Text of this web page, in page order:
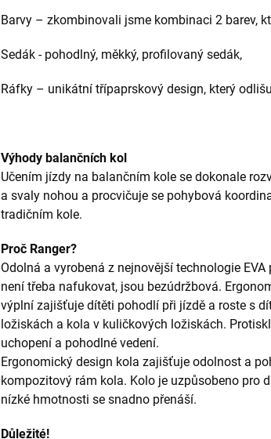
Barvy – zkombinovali jsme kombinaci 2 barev,
Sedák - pohodlný, měkký, profilovaný sedák,
Ráfky – unikátní třípaprskový design, který
Výhody balančních kol
Učením jízdy na balančním kole se dokonale
a svaly nohou a procvičuje se pohybová
tradičním kole.
Proč Ranger?
Odolná a vyrobená z nejnovější technologie EVA
není třeba nafukovat, jsou bezúdržbová.
výplní zajišťuje dítěti pohodlí při jízdě a roste s
ložiskách a kola v kuličkových ložiskách.
uchopení a pohodlné vedení.
Ergonomický design kola zajišťuje odolnost a
kompozitový rám kola. Kolo je uzpůsobeno pro
nízké hmotnosti se snadno přenáší.
Důležité!